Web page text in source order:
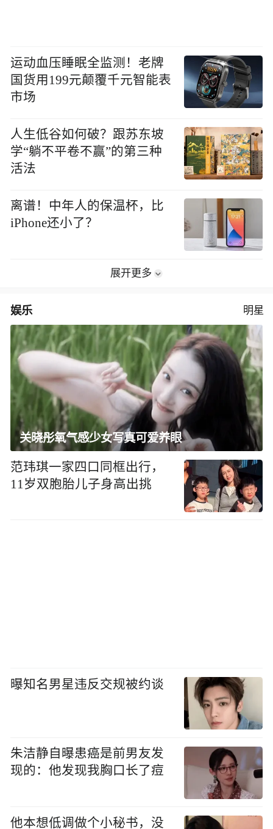
运动血压睡眠全监测！老牌
国货用199元颠覆千元智能表
市场
人生低谷如何破？跟苏东坡
学“躺不平卷不赢”的第三种
活法
离谱！中年人的保温杯，比
iPhone还小了？
展开更多
娱乐 明星
关晓彤氧气感少女写真可爱养眼
范玮琪一家四口同框出行，
11岁双胞胎儿子身高出挑
曝知名男星违反交规被约谈
朱洁静自曝患癌是前男友发
现的：他发现我胸口长了痘
他本想低调做个小秘书，没